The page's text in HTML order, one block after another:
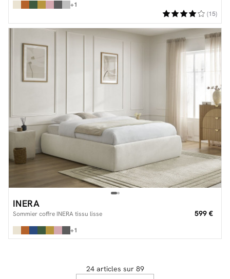
+1
(15)
INERA
Sommier coffre INERA tissu lisse 599 €
+1
24 articles sur 89